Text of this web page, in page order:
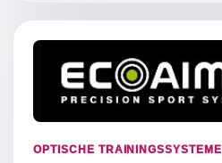
OPTISCHE TRAININGSSYSTEME